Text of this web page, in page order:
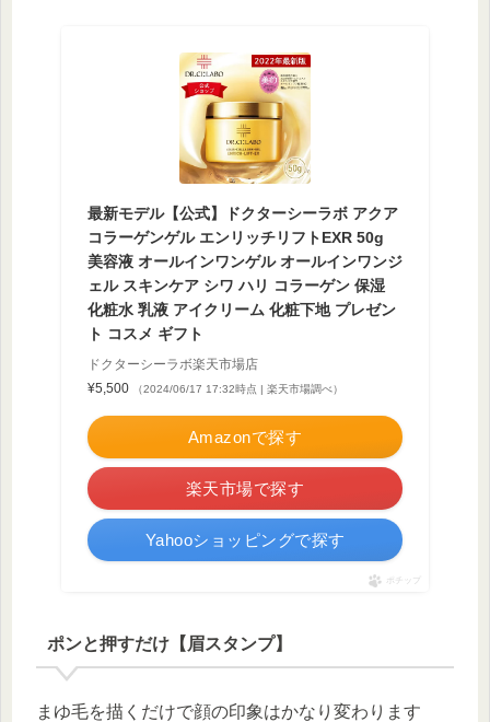
最新モデル【公式】ドクターシーラボ アクア
コラーゲンゲル エンリッチリフトEXR 50g
美容液 オールインワンゲル オールインワンジ
ェル スキンケア シワ ハリ コラーゲン 保湿
化粧水 乳液 アイクリーム 化粧下地 プレゼン
ト コスメ ギフト
ドクターシーラボ楽天市場店
¥5,500
（2024/06/17 17:32時点 | 楽天市場調べ）
Amazonで探す
楽天市場で探す
Yahooショッピングで探す
ポチップ
ポンと押すだけ【眉スタンプ】
まゆ毛を描くだけで顔の印象はかなり変わります